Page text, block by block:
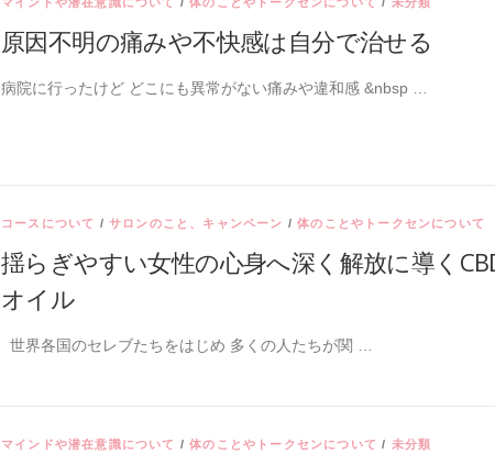
原因不明の痛みや不快感は自分で治せる
病院に行ったけど どこにも異常がない痛みや違和感 &nbsp …
コースについて /サロンのこと、キャンペーン /体のことやトークセンについて
揺らぎやすい女性の心身へ深く解放に導く
オイル
世界各国のセレブたちをはじめ 多くの人たちが関 …
マインドや潜在意識について /体のことやトークセンについて / 未分類